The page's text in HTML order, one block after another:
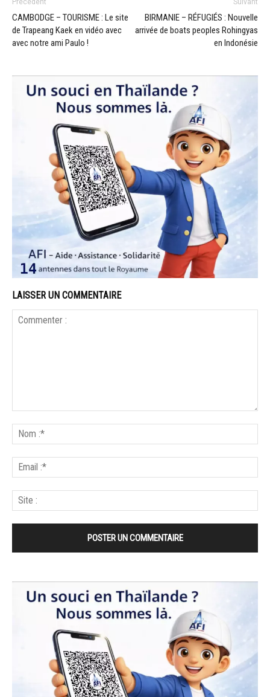
CAMBODGE – TOURISME : Le site
de Trapeang Kaek en vidéo avec
avec notre ami Paulo !
BIRMANIE – RÉFUGIÉS : Nouvelle
arrivée de boats peoples Rohingyas
en Indonésie
LAISSER UN COMMENTAIRE